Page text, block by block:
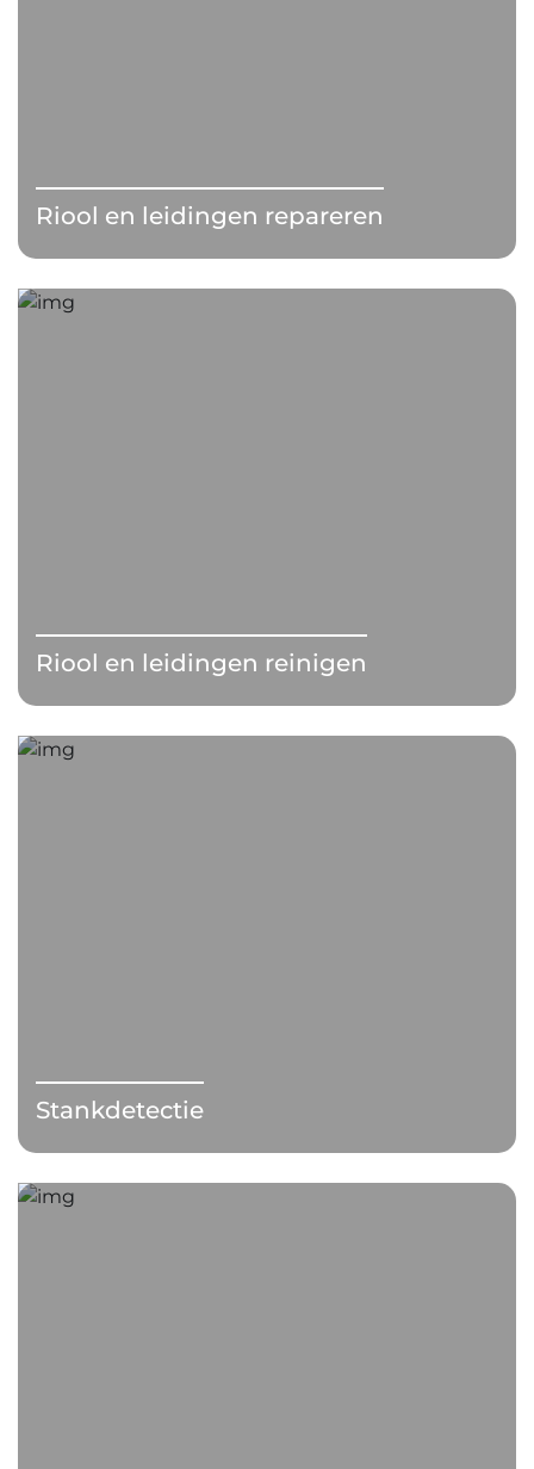
Riool en leidingen repareren
Riool en leidingen reinigen
Stankdetectie